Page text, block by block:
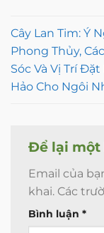
Cây Lan Tim: Ý
Phong Thủy,
Sóc Và Vị Trí Đặt
Hảo Cho Ngôi
Để lại một
Email của
khai. Các
Bình luận *